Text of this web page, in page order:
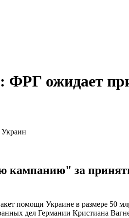
ФРГ ожидает
кампанию" за
помощи Украине в размере 50
дел Германии Кристиана